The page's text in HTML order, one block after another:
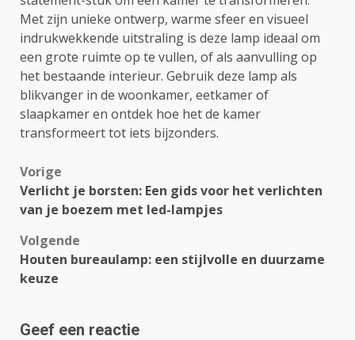
Met zijn unieke ontwerp, warme sfeer en visueel
indrukwekkende uitstraling is deze lamp ideaal om
een ​​grote ruimte op te vullen, of als aanvulling op
het bestaande interieur. Gebruik deze lamp als
blikvanger in de woonkamer, eetkamer of
slaapkamer en ontdek hoe het de kamer
transformeert tot iets bijzonders.
Bericht
navigatie
Vorige
Verlicht je borsten: Een gids voor het verlichten
van je boezem met led-lampjes
Volgende
Houten bureaulamp: een stijlvolle en duurzame
keuze
Geef een reactie